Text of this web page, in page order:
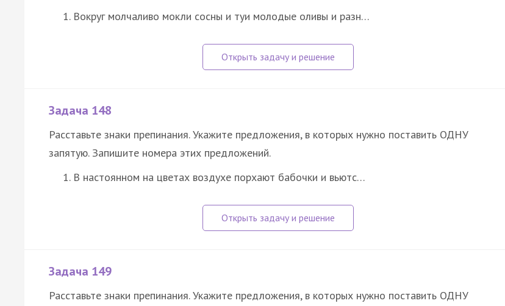
Вокруг молчаливо мокли сосны и туи молодые оливы и разн…
Задача 148
Расставьте знаки препинания. Укажите предложения, в которых нужно поставить ОДНУ
запятую. Запишите номера этих предложений.
В настоянном на цветах воздухе порхают бабочки и вьютс…
Задача 149
Расставьте знаки препинания. Укажите предложения, в которых нужно поставить ОДНУ